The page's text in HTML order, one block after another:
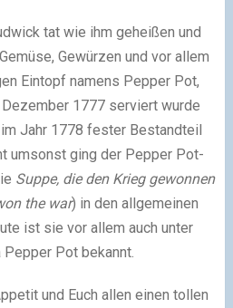
tat wie ihm geheißen und
Gewürzen und vor allem
Eintopf namens Pepper Pot,
1777 serviert wurde
Jahr 1778 fester Bestandteil
umsonst ging der Pepper Pot-
Suppe, die den Krieg gewonnen
the war) in den allgemeinen
ist sie vor allem auch unter
Pot bekannt.
und Euch allen einen tollen